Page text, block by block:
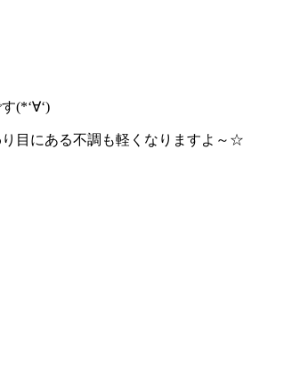
(*‘∀‘)
目にある不調も軽くなりますよ～☆